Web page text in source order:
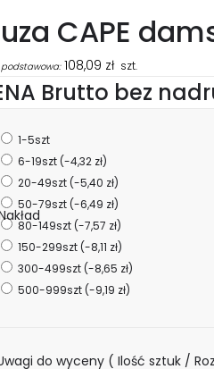
CAPE
108,09 zł szt.
Brutto bez
1-5szt
6-19szt(-4,32 zł)
20-49szt(-5,40 zł)
50-79szt(-6,49 zł)
80-149szt(-7,57 zł)
150-299szt(-8,11 zł)
300-499szt(-8,65 zł)
500-999szt(-9,19 zł)
do wyceny ( Ilość sztuk /